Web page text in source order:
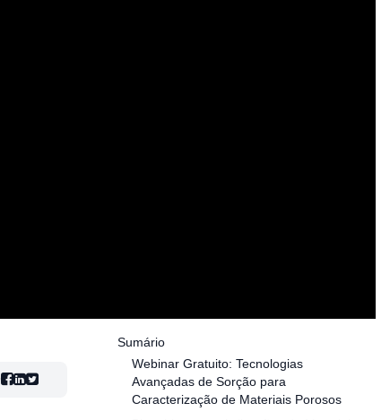
Sumário
Webinar Gratuito: Tecnologias
Avançadas de Sorção para
Caracterização de Materiais Porosos